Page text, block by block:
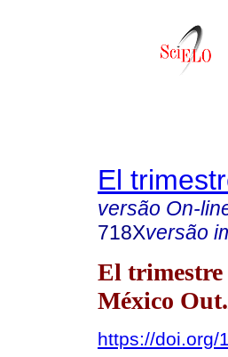
El
versão On-
718Xversão
El trimestre
México
https://doi.org/